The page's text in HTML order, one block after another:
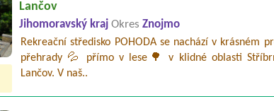
Lančov
Jihomoravský krajOkres Znojmo
Rekreační středisko POHODA se nachází v krásném
přehrady 💦 přímo v lese🌳 v klidné oblasti
Lančov. V naš..